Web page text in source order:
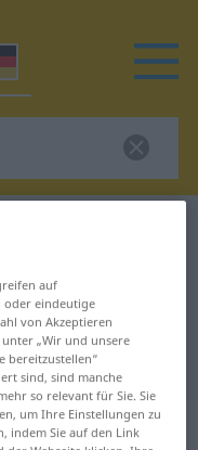
für
auf
oder eindeutige
von Akzeptieren
„Wir und unsere
bereitzustellen“
sind, sind manche
so relevant für Sie. Sie
um Ihre Einstellungen zu
indem Sie auf den Link